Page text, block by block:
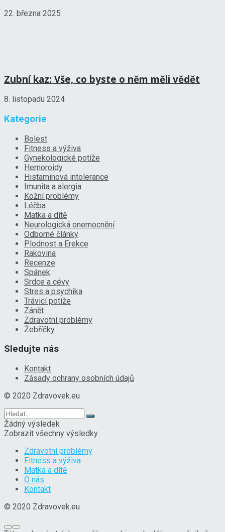
22. března 2025
Zubní kaz: Vše, co byste o něm měli vědět
8. listopadu 2024
Kategorie
Bolest
Fitness a výživa
Gynekologické potíže
Hemoroidy
Histaminová intolerance
Imunita a alergia
Kožní problémy
Léčba
Matka a dítě
Neurologická onemocnění
Odborné články
Plodnost a Erekce
Rakovina
Recenze
Spánek
Srdce a cévy
Stres a psychika
Trávicí potíže
Zánět
Zdravotní problémy
Žebříčky
Sledujte nás
Kontakt
Zásady ochrany osobních údajů
© 2020 Zdravovek.eu
Žádný výsledek
Zobrazit všechny výsledky
Zdravotní problémy
Fitness a výživa
Matka a dítě
O nás
Kontakt
© 2020 Zdravovek.eu